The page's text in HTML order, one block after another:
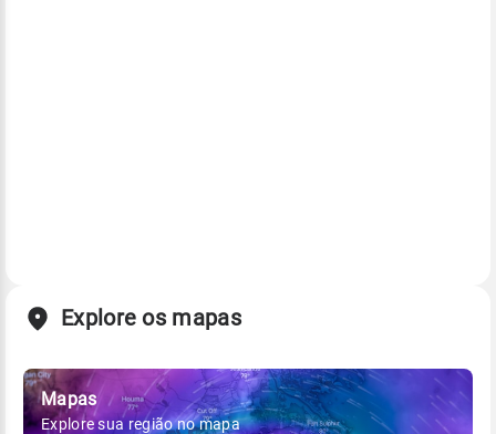
Explore os mapas
Mapas
Explore sua região no mapa